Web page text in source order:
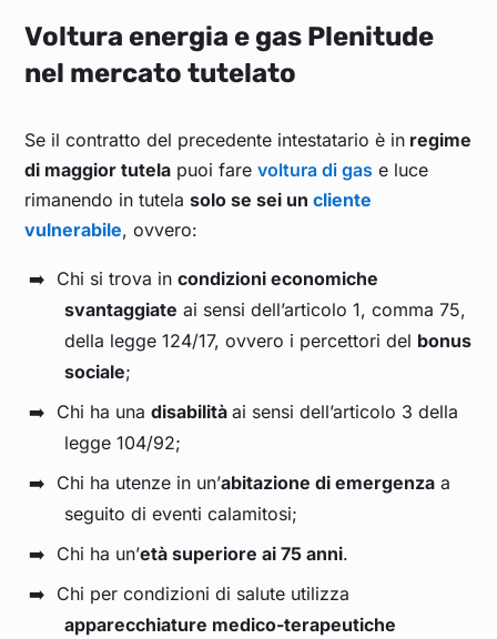
Voltura energia e gas Plenitude
nel mercato tutelato
Se il contratto del precedente intestatario è in regime
di maggior tutela puoi farevoltura di gas e luce
rimanendo in tutelasolo se sei uncliente
vulnerabile, ovvero:
Chi si trova in condizioni economiche
svantaggiate ai sensi dell’articolo 1, comma 75,
della legge 124/17, ovvero i percettori del bonus
sociale;
Chi ha una disabilità ai sensi dell’articolo 3 della
legge 104/92;
Chi ha utenze in un’abitazione di emergenza a
seguito di eventi calamitosi;
Chi ha un’età superiore ai 75 anni.
Chi per condizioni di salute utilizza
apparecchiature medico-terapeutiche